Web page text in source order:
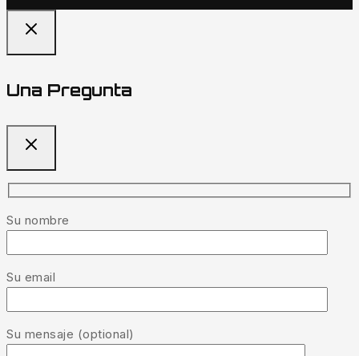
Una Pregunta
Su nombre
Su email
Su mensaje (optional)